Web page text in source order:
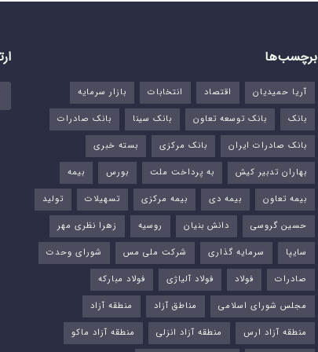
برچسب‌ها
آریا حمیدیان اقتصاد انتخابات
بازار سرمایه
بانک
بانک توسعه تعاون بانک سینا
بانک صادرات
بانک صادرات ایران
بانک مرکزی
بسته خبری
بهاران تدبیر کیش
به پرداخت ملت بورس‌
بیمه
بیمه تعاون
بیمه دی بیمه مرکزی تسهیلات
تولید
حسین گروسی
دانش بنیان روسیه
زهرا نظری مهر
سایپا
سرمایه گذاری شرکت ملی مس
شورای وحدت
صادرات
فولاد فولاد آلیاژی
فولاد مبارکه
مجلس شورای اسلامی
مناطق آزاد
منطقه آزاد
منطقه آزاد ارس
منطقه آزاد انزلی منطقه آزاد ماکو